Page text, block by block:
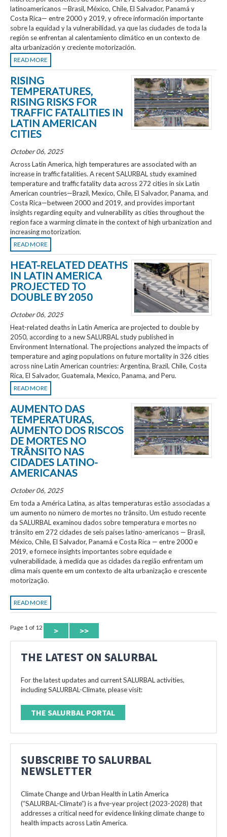
latinoamericanos —Brasil, México, Chile, El Salvador, Panamá y
Costa Rica— entre 2000 y 2019, y ofrece información importante
sobre la equidad y la vulnerabilidad, ya que las ciudades de toda la
región se enfrentan al calentamiento climático en un contexto de
alta urbanización y creciente motorización.
READ MORE
RISING
TEMPERATURES,
RISING RISKS FOR
TRAFFIC FATALITIES IN
LATIN AMERICAN
CITIES
October 06, 2025
Across Latin America, high temperatures are associated with an
increase in traffic fatalities. A recent SALURBAL study examined
temperature and traffic fatality data across 272 cities in six Latin
American countries—Brazil, Mexico, Chile, El Salvador, Panama, and
Costa Rica—between 2000 and 2019, and provides important
insights regarding equity and vulnerability as cities throughout the
region face a warming climate in the context of high urbanization and
increasing motorization.
READ MORE
HEAT-RELATED DEATHS
IN LATIN AMERICA
PROJECTED TO
DOUBLE BY 2050
October 06, 2025
Heat-related deaths in Latin America are projected to double by
2050, according to a new SALURBAL study published in
Environment International. The projections analyzed the impacts of
temperature and aging populations on future mortality in 326 cities
across nine Latin American countries: Argentina, Brazil, Chile, Costa
Rica, El Salvador, Guatemala, Mexico, Panama, and Peru.
READ MORE
AUMENTO DAS
TEMPERATURAS,
AUMENTO DOS RISCOS
DE MORTES NO
TRÂNSITO NAS
CIDADES LATINO-
AMERICANAS
October 06, 2025
Em toda a América Latina, as altas temperaturas estão associadas a
um aumento no número de mortes no trânsito. Um estudo recente
da SALURBAL examinou dados sobre temperatura e mortes no
trânsito em 272 cidades de seis países latino-americanos — Brasil,
México, Chile, El Salvador, Panamá e Costa Rica — entre 2000 e
2019, e fornece insights importantes sobre equidade e
vulnerabilidade, à medida que as cidades da região enfrentam um
clima mais quente em um contexto de alta urbanização e crescente
motorização.
READ MORE
Page 1 of 12 > >>
THE LATEST ON SALURBAL
For the latest updates and current SALURBAL activities,
including SALURBAL-Climate, please visit:
THE SALURBAL PORTAL
SUBSCRIBE TO SALURBAL
NEWSLETTER
Climate Change and Urban Health in Latin America
(“SALURBAL-Climate”) is a five-year project (2023-2028) that
addresses a critical need for evidence linking climate change to
health impacts across Latin America.